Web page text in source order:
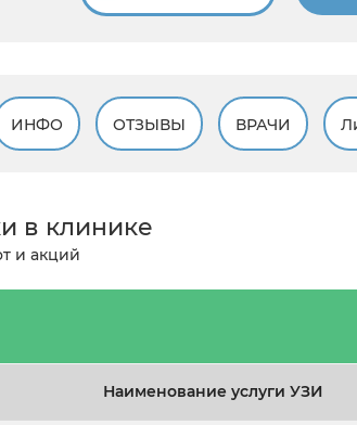
ИНФО ОТЗЫВЫ ВРАЧИ
в клинике
и акций
Наименование услуги УЗИ